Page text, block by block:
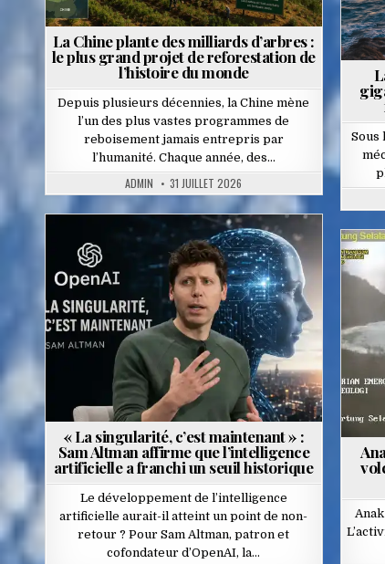
La Chine plante des milliards d’arbres :
le plus grand projet de reforestation de
l’histoire du monde
Depuis plusieurs décennies, la Chine mène
l’un des plus vastes programmes de
reboisement jamais entrepris par
l’humanité. Chaque année, des…
ADMIN 31 JUILLET 2026
Sous
Posted
« La singularité, c’est maintenant » :
Sam Altman affirme que l’intelligence
artificielle a franchi un seuil historique
Le développement de l’intelligence
artificielle aurait-il atteint un point de non-
retour ? Pour Sam Altman, patron et
cofondateur d’OpenAI, la…